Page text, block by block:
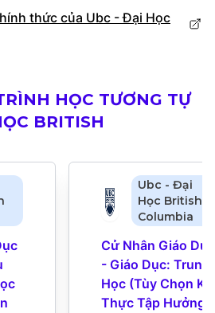
thức của Ubc - Đại Học
HỌC TƯƠNG TỰ
BRITISH
Ubc - Đại
Học British
Columbia
Cử Nhân Giáo Dục
- Giáo Dục: Trung
Học (Tùy Chọn Kì
Thực Tập Hưởng